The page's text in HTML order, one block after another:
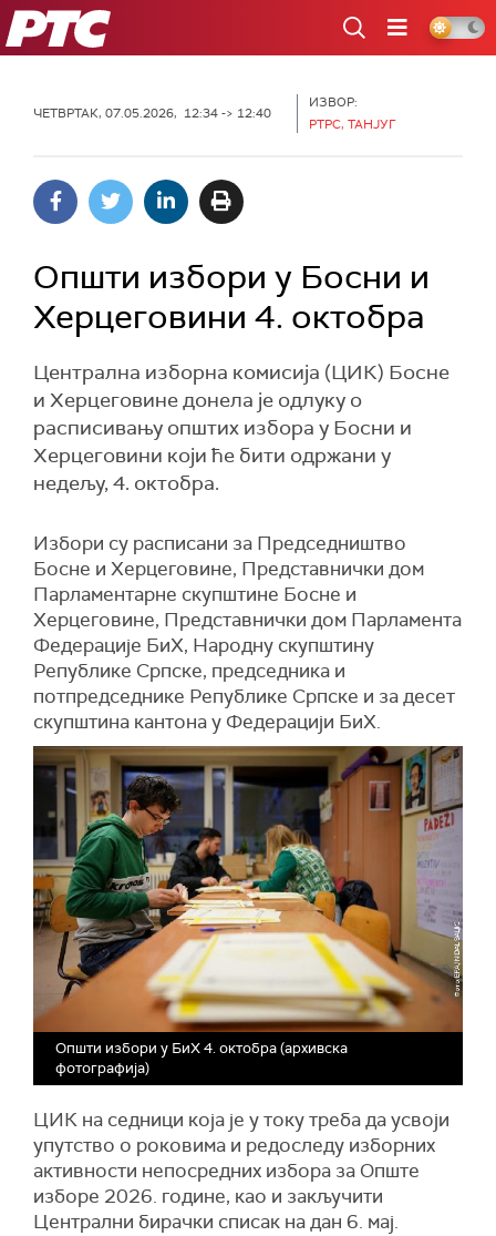
РТС
ЧЕТВРТАК, 07.05.2026, 12:34 -> 12:40
ИЗВОР:
РТРС, ТАНЈУГ
Општи избори у Босни и
Херцеговини 4. октобра
Централна изборна комисија (ЦИК) Босне
и Херцеговине донела је одлуку о
расписивању општих избора у Босни и
Херцеговини који ће бити одржани у
недељу, 4. октобра.
Избори су расписани за Председништво
Босне и Херцеговине, Представнички дом
Парламентарне скупштине Босне и
Херцеговине, Представнички дом Парламента
Федерације БиХ, Народну скупштину
Републике Српске, председника и
потпредседнике Републике Српске и за десет
скупштина кантона у Федерацији БиХ.
Општи избори у БиХ 4. октобра (архивска
фотографија)
ЦИК на седници која је у току треба да усвоји
упутство о роковима и редоследу изборних
активности непосредних избора за Опште
изборе 2026. године, као и закључити
Централни бирачки списак на дан 6. мај.